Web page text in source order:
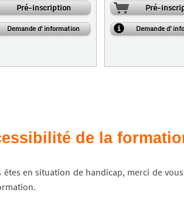
Pré-inscription
Demande d'information
Pré-
Demande
de la
êtes en situation de handicap, merci de